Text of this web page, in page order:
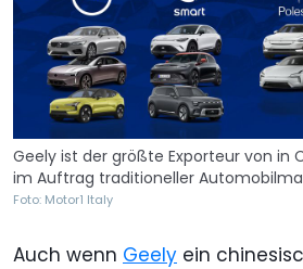
Geely ist der größte Exporteur von in
im Auftrag traditioneller
Foto: Motor1 Italy
Auch wenn Geely ein